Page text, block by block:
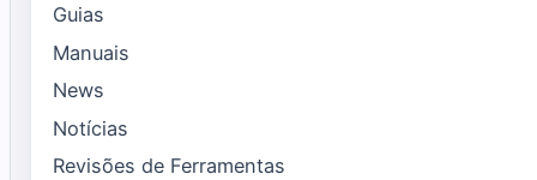
Guias
Manuais
News
Notícias
Revisões de Ferramentas